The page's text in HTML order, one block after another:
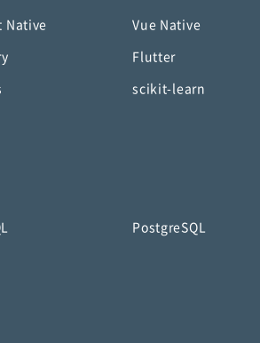
Native Vue Native
Flutter
scikit-learn
PostgreSQL